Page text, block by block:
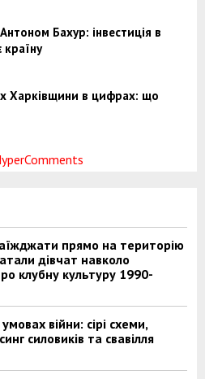
Бахур: інвестиція в
країну
Харківщини в цифрах: що
прямо на територію
дівчат навколо
клубну культуру 1990-
війни: сірі схеми,
силовиків та свавілля